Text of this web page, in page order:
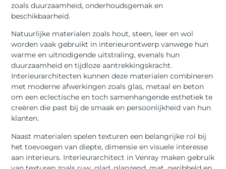
zoals duurzaamheid, onderhoudsgemak en
beschikbaarheid.
Natuurlijke materialen zoals hout, steen, leer en wol
worden vaak gebruikt in interieurontwerp vanwege hun
warme en uitnodigende uitstraling, evenals hun
duurzaamheid en tijdloze aantrekkingskracht.
Interieurarchitecten kunnen deze materialen combineren
met moderne afwerkingen zoals glas, metaal en beton
om een eclectische en toch samenhangende esthetiek te
creëren die past bij de smaak en persoonlijkheid van hun
klanten.
Naast materialen spelen texturen een belangrijke rol bij
het toevoegen van diepte, dimensie en visuele interesse
aan interieurs. Interieurarchitect in Venray maken gebruik